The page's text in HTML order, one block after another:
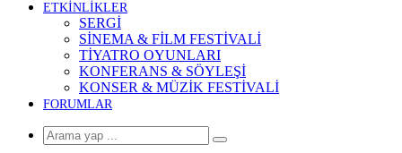
ETKİNLİKLER
SERGİ
SİNEMA & FİLM FESTİVALİ
TİYATRO OYUNLARI
KONFERANS & SÖYLEŞİ
KONSER & MÜZİK FESTİVALİ
FORUMLAR
Arama